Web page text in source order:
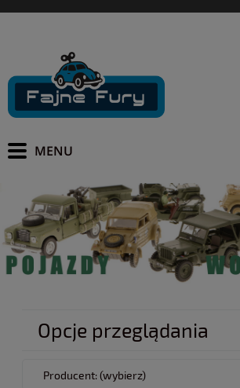
Opcje przeglądania
Producent: (wybierz)